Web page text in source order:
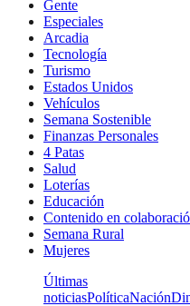
Gente
Especiales
Arcadia
Tecnología
Turismo
Estados Unidos
Vehículos
Semana Sostenible
Finanzas Personales
4 Patas
Salud
Loterías
Educación
Contenido en
Semana Rural
Mujeres
Últimas
noticiasPolíticaNación